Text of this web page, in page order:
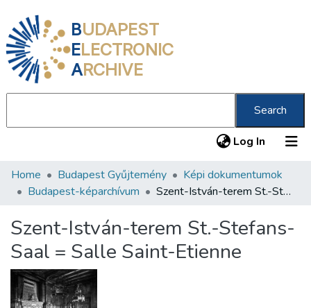
BUDAPEST
ELECTRONIC
ARCHIVE
Search
Log In (current)
Communities & Collections
Statistics
About us
Home Budapest Gyűjtemény
Képi dokumentumok
Budapest-képarchívum
Szent-István-terem St.-Stefans-Saal = Salle Saint-Etienne
Szent-István-terem St.-Stefans-
Saal = Salle Saint-Etienne